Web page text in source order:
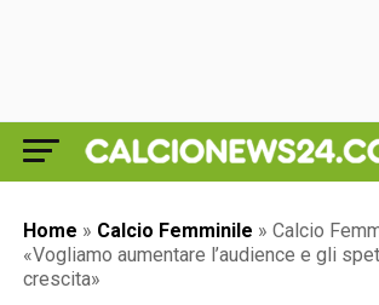
Home » Calcio Femminile » Calcio
«Vogliamo aumentare l’audience e gli
crescita»